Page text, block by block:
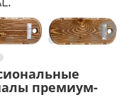
премиум-